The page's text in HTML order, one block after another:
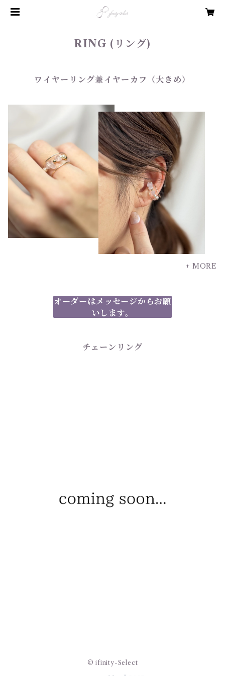
RING (リング)
ワイヤーリング兼イヤーカフ（大きめ）
+ MORE
オーダーはメッセージからお願
いします。
チェーンリング
© ifinity-Select